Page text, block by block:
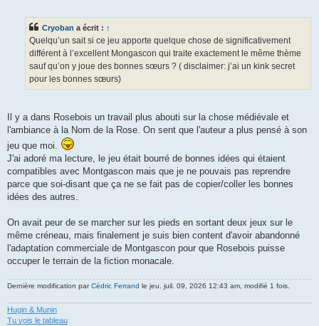
Cryoban a écrit : ↑
Quelqu’un sait si ce jeu apporte quelque chose de significativement
différent à l’excellent Mongascon qui traite exactement le même thème
sauf qu’on y joue des bonnes sœurs ? ( disclaimer: j’ai un kink secret
pour les bonnes sœurs)
Il y a dans Rosebois un travail plus abouti sur la chose médiévale et
l'ambiance à la Nom de la Rose. On sent que l'auteur a plus pensé à son
jeu que moi.
J'ai adoré ma lecture, le jeu était bourré de bonnes idées qui étaient
compatibles avec Montgascon mais que je ne pouvais pas reprendre
parce que soi-disant que ça ne se fait pas de copier/coller les bonnes
idées des autres.
On avait peur de se marcher sur les pieds en sortant deux jeux sur le
même créneau, mais finalement je suis bien content d'avoir abandonné
l'adaptation commerciale de Montgascon pour que Rosebois puisse
occuper le terrain de la fiction monacale.
Dernière modification parCédric Ferrand le jeu. juil. 09, 2026 12:43 am, modifié 1 fois.
Hugin & Munin
Tu vois le tableau